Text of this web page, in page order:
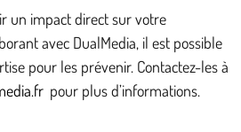
un impact direct sur votre
avec DualMedia, il est possible
pour les prévenir. Contactez-les à
pour plus d’informations.